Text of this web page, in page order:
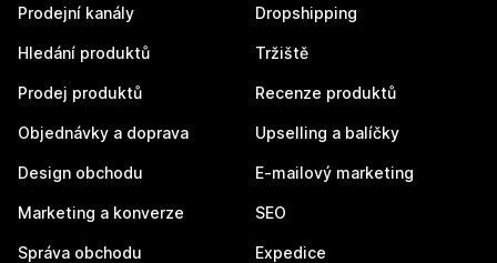
Prodejní kanály
Hledání produktů
Prodej produktů
Objednávky a doprava
Design obchodu
Marketing a konverze
Správa obchodu
Dropshipping
Tržiště
Recenze produktů
Upselling a balíčky
E-mailový marketing
SEO
Expedice